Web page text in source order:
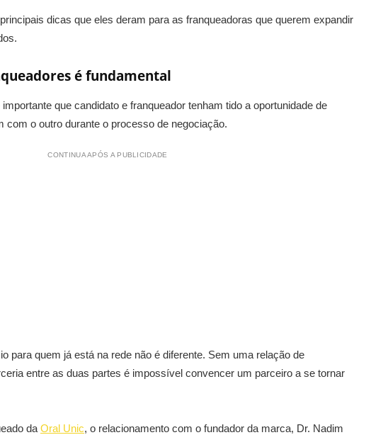
dicas que eles deram para as franqueadoras que querem expandir
é fundamental
que candidato e franqueador tenham tido a oportunidade de
com o outro durante o processo de negociação.
CONTINUA APÓS A PUBLICIDADE
para quem já está na rede não é diferente. Sem uma relação de
entre as duas partes é impossível convencer um parceiro a se tornar
da Oral Unic, o relacionamento com o fundador da marca, Dr. Nadim